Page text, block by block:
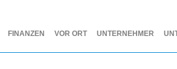
FINANZEN VOR ORT UNTERNEHMER